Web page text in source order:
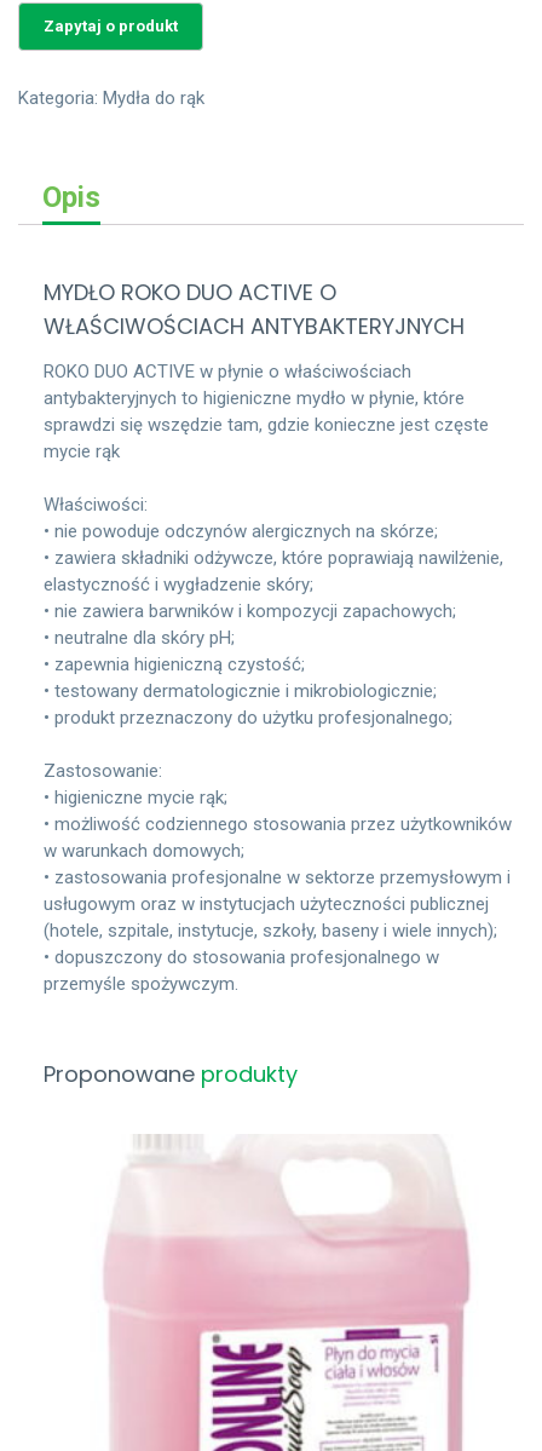
Kategoria: Mydła do rąk
Opis
MYDŁO ROKO DUO ACTIVE O
WŁAŚCIWOŚCIACH ANTYBAKTERYJNYCH
ROKO DUO ACTIVE w płynie o właściwościach
antybakteryjnych to higieniczne mydło w płynie, które
sprawdzi się wszędzie tam, gdzie konieczne jest częste
mycie rąk
Właściwości:
• nie powoduje odczynów alergicznych na skórze;
• zawiera składniki odżywcze, które poprawiają nawilżenie,
elastyczność i wygładzenie skóry;
• nie zawiera barwników i kompozycji zapachowych;
• neutralne dla skóry pH;
• zapewnia higieniczną czystość;
• testowany dermatologicznie i mikrobiologicznie;
• produkt przeznaczony do użytku profesjonalnego;
Zastosowanie:
• higieniczne mycie rąk;
• możliwość codziennego stosowania przez użytkowników
w warunkach domowych;
• zastosowania profesjonalne w sektorze przemysłowym i
usługowym oraz w instytucjach użyteczności publicznej
(hotele, szpitale, instytucje, szkoły, baseny i wiele innych);
• dopuszczony do stosowania profesjonalnego w
przemyśle spożywczym.
Proponowane produkty
Zobacz Więcej